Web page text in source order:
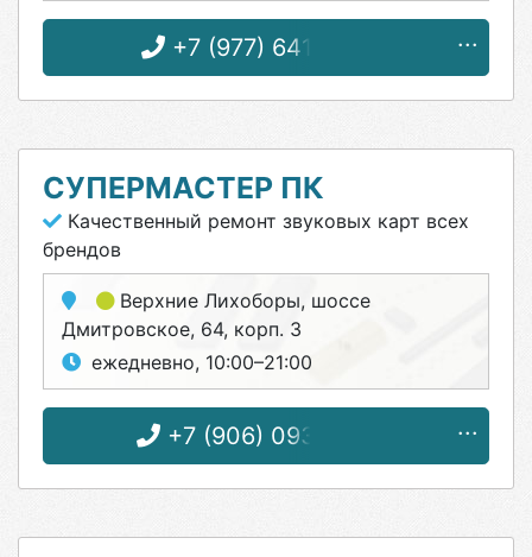
+7 (977) 641-97-94
СУПЕРМАСТЕР ПК
Качественный ремонт звуковых карт всех
брендов
Верхние Лихоборы, шоссе
Дмитровское, 64, корп. 3
ежедневно, 10:00–21:00
+7 (906) 093-96-94